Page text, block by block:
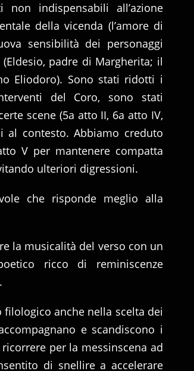
indispensabili all’azione
della vicenda (l’amore di
sensibilità dei personaggi
padre di Margherita; il
Eliodoro). Sono stati ridotti i
del Coro, sono stati
scene (5a atto II, 6a atto IV,
al contesto. Abbiamo creduto
V per mantenere compatta
ulteriori digressioni.
che risponde meglio alla
la musicalità del verso con un
ricco di reminiscenze
anche nella scelta dei
e scandiscono i
per la messinscena ad
di snellire a accelerare